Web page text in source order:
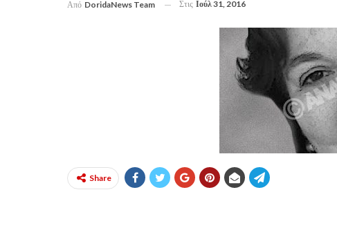
Από DoridaNews Team Στις Ιούλ 31, 2016
Share